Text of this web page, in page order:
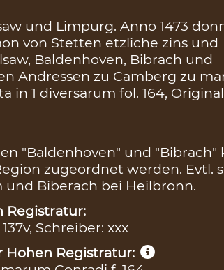
und Limpurg. Anno 1473
von Stetten etzliche zins und
Baldenhoven, Bibrach und
Andressen zu Camberg zu
in 1 diversarum fol. 164,
"Baldenhoven" und "Bibrach"
zugeordnet werden. Evtl.
Biberach bei Heilbronn.
Registratur:
Schreiber: xxx
Hohen Registratur: